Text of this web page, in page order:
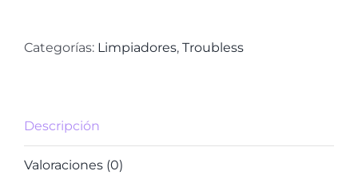
cantidad
Categorías: Limpiadores, Troubless
Descripción
Valoraciones (0)